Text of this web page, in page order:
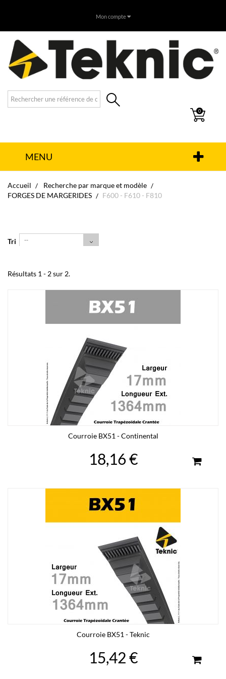
Mon compte
0
MENU
Accueil
Recherche par marque et modèle
FORGES DE MARGERIDES
F600 - F610 - F810
Tri --
Résultats 1 - 2 sur 2.
Courroie BX51 - Continental
18,16 €
Courroie BX51 - Teknic
15,42 €